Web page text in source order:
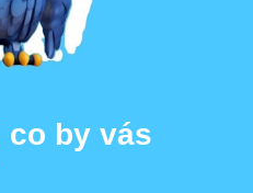
co by vás